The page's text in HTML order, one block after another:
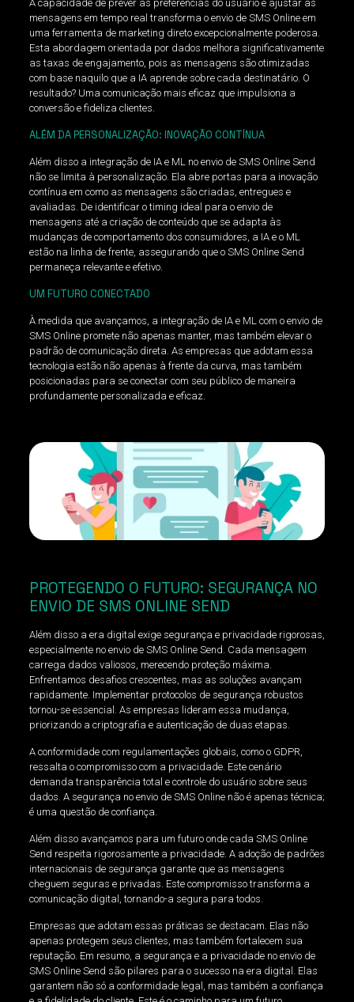
A capacidade de prever as preferências do usuário e ajustar as
mensagens em tempo real transforma o envio de SMS Online em
uma ferramenta de marketing direto excepcionalmente poderosa.
Esta abordagem orientada por dados melhora significativamente
as taxas de engajamento, pois as mensagens são otimizadas
com base naquilo que a IA aprende sobre cada destinatário. O
resultado? Uma comunicação mais eficaz que impulsiona a
conversão e fideliza clientes.
ALÉM DA PERSONALIZAÇÃO: INOVAÇÃO CONTÍNUA
Além disso a integração de IA e ML no envio de SMS Online Send
não se limita à personalização. Ela abre portas para a inovação
contínua em como as mensagens são criadas, entregues e
avaliadas. De identificar o timing ideal para o envio de
mensagens até a criação de conteúdo que se adapta às
mudanças de comportamento dos consumidores, a IA e o ML
estão na linha de frente, assegurando que o SMS Online Send
permaneça relevante e efetivo.
UM FUTURO CONECTADO
À medida que avançamos, a integração de IA e ML com o envio de
SMS Online promete não apenas manter, mas também elevar o
padrão de comunicação direta. As empresas que adotam essa
tecnologia estão não apenas à frente da curva, mas também
posicionadas para se conectar com seu público de maneira
profundamente personalizada e eficaz.
PROTEGENDO O FUTURO: SEGURANÇA NO
ENVIO DE SMS ONLINE SEND
Além disso a era digital exige segurança e privacidade rigorosas,
especialmente no envio de SMS Online Send. Cada mensagem
carrega dados valiosos, merecendo proteção máxima.
Enfrentamos desafios crescentes, mas as soluções avançam
rapidamente. Implementar protocolos de segurança robustos
tornou-se essencial. As empresas lideram essa mudança,
priorizando a criptografia e autenticação de duas etapas.
A conformidade com regulamentações globais, como o GDPR,
ressalta o compromisso com a privacidade. Este cenário
demanda transparência total e controle do usuário sobre seus
dados. A segurança no envio de SMS Online não é apenas técnica;
é uma questão de confiança.
Além disso avançamos para um futuro onde cada SMS Online
Send respeita rigorosamente a privacidade. A adoção de padrões
internacionais de segurança garante que as mensagens
cheguem seguras e privadas. Este compromisso transforma a
comunicação digital, tornando-a segura para todos.
Empresas que adotam essas práticas se destacam. Elas não
apenas protegem seus clientes, mas também fortalecem sua
reputação. Em resumo, a segurança e a privacidade no envio de
SMS Online Send são pilares para o sucesso na era digital. Elas
garantem não só a conformidade legal, mas também a confiança